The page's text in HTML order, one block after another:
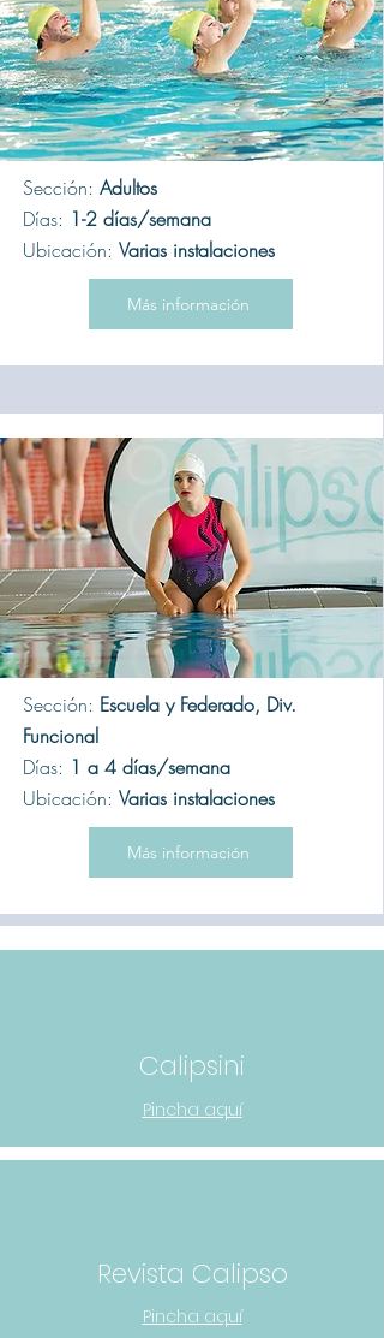
Sección: Adultos
Días: 1-2 días/semana
Ubicación: Varias instalaciones
Más información
Sección: Escuela y Federado, Div.
Funcional
Días: 1 a 4 días/semana
Ubicación: Varias instalaciones
Más información
Calipsini
Pincha aquí
Revista Calipso
Pincha aquí